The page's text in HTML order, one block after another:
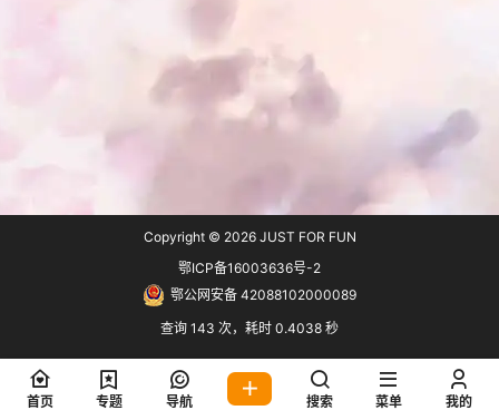
Copyright © 2026JUST FOR FUN
鄂ICP备16003636号-2
鄂公网安备 42088102000089
查询 143 次，耗时 0.4038 秒
首页 专题 导航 搜索 菜单 我的